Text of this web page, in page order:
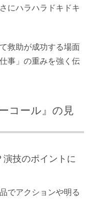
にハラハラドキドキ
救助が成功する場面
事」の重みを強く伝
コール』の見
技のポイントに
でアクションや明る